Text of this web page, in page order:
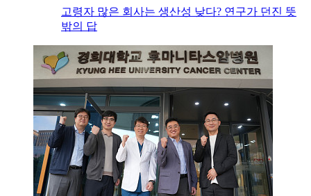
고령자 많은 회사는 생산성 낮다? 연구가 던진 뜻
밖의 답